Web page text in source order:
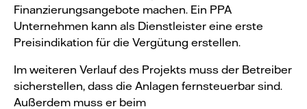
Finanzierungsangebote machen. Ein PPA
Unternehmen kann als Dienstleister eine erste
Preisindikation für die Vergütung erstellen.
Im weiteren Verlauf des Projekts muss der Betreiber
sicherstellen, dass die Anlagen fernsteuerbar sind.
Außerdem muss er beim